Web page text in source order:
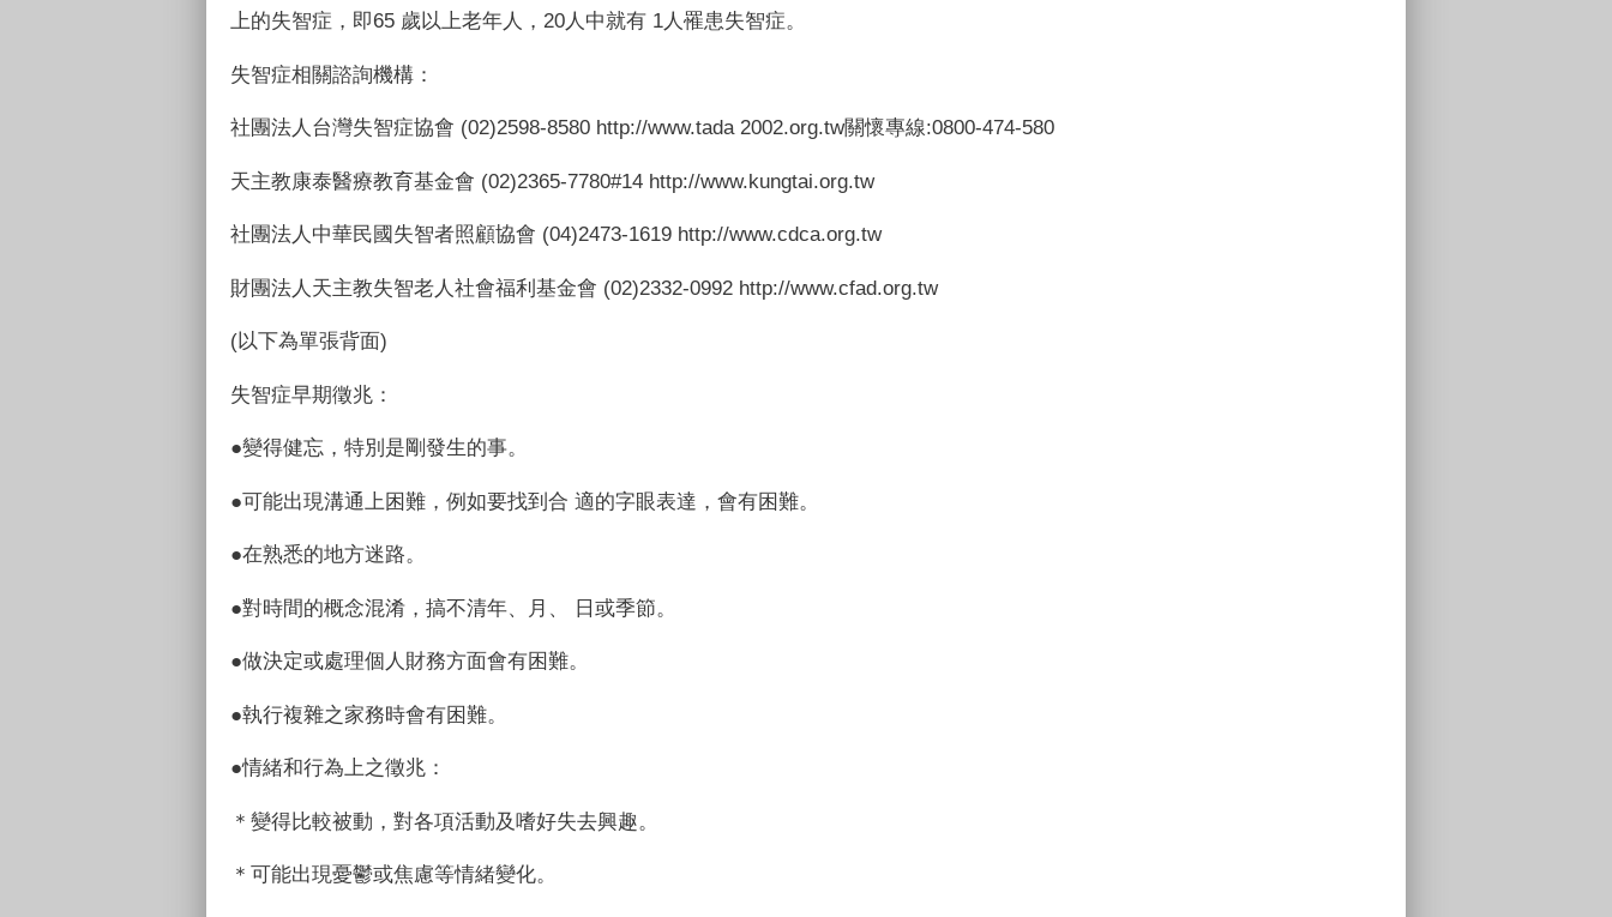
上的失智症，即65 歲以上老年人，20人中就有 1人罹患失智症。
失智症相關諮詢機構 ：
社團法人台灣失智症協會 (02)2598-8580 http://www.tada 2002.org.tw關懷專線:0800-474-580
天主教康泰醫療教育基金會 (02)2365-7780#14 http://www.kungtai.org.tw
社團法人中華民國失智者照顧協會 (04)2473-1619 http://www.cdca.org.tw
財團法人天主教失智老人社會福利基金會 (02)2332-0992 http://www.cfad.org.tw
(以下為單張背面)
失智症早期徵兆：
●變得健忘，特別是剛發生的事。
●可能出現溝通上困難，例如要找到合 適的字眼表達，會有困難。
●在熟悉的地方迷路。
●對時間的概念混淆，搞不清年、月、 日或季節。
●做決定或處理個人財務方面會有困難。
●執行複雜之家務時會有困難。
●情緒和行為上之徵兆：
＊變得比較被動，對各項活動及嗜好失去興趣。
＊可能出現憂鬱或焦慮等情緒變化。